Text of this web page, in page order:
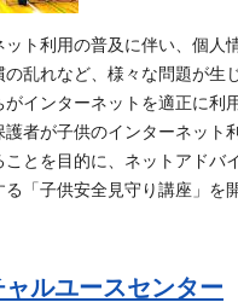
ト利用の普及に伴い、個人
乱れなど、様々な問題が生
インターネットを適正に利
者が子供のインターネット
とを目的に、ネットアドバ
「子供安全見守り講座」を
ルユースセンター